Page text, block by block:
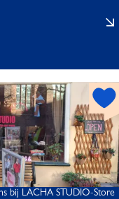
y
r
k
a
i
h
o
t
s
p
o
t
bij LACHA STUDIO-Store